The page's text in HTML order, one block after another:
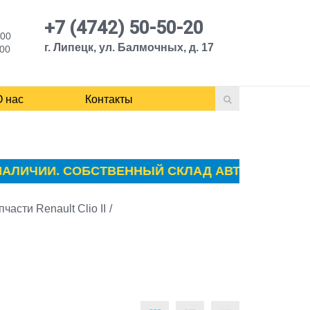
+7 (4742) 50-50-20
г. Липецк, ул. Балмочных, д. 17
нас Контакты
СОБСТВЕННЫЙ СКЛАД АВТОЗАПЧАСТЕЙ
Renault Clio II
/